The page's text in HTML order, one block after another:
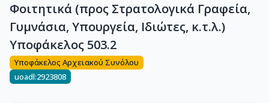
Φοιτητικά (προς Στρατολογικά Γραφεία,
Γυμνάσια, Υπουργεία, Ιδιώτες, κ.τ.λ.)
Υποφάκελος 503.2
Υποφάκελος Αρχειακού Συνόλου
uoadl:2923808